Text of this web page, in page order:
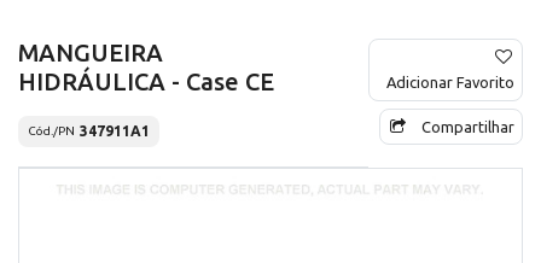
MANGUEIRA
HIDRÁULICA - Case CE
Cód./PN 347911A1
Adicionar Favorito
Compartilhar